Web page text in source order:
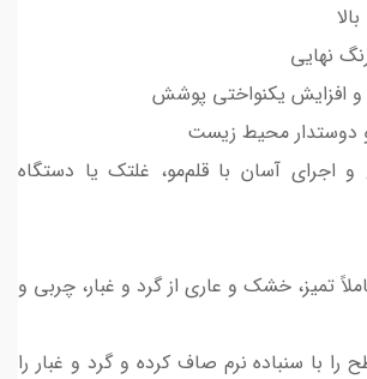
نهایی
افزایش یکنواختی پوشش
و دوستدار محیط زیست
آسان با قلم‌مو، غلتک یا دستگاه
تمیز، خشک و عاری از گرد و غبار، چربی و
را با سنباده نرم صاف کرده و گرد و غبار را